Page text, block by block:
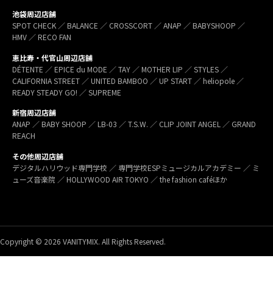
池袋周辺店舗
SPOT CHECK ／ BALANCE ／ CROSSCORT ／ ANAP ／ BABYSHOOP ／
HMV ／ RECO FAN
恵比寿・代官山周辺店舗
DÉTENTE ／ EPICE du MODE ／ TAY ／ MOTHER LIP ／ STYLES ／
CALIFORNIA STREET ／ UNITED BAMBOO ／ UP START ／ heliopole ／
READY STEADY GO! ／ SUPREME
新宿周辺店舗
ANAP ／ BABY SHOOP ／ LB-03 ／ T.S.W. ／ CLIP JOINT ANGEL ／ GRAND
REACH
その他周辺店舗
デジタルハリウッド専門学校 ／ 専門学校ESPミュージカルアカデミー ／ ミ
ューズ音楽院 ／ HOLLYWOOD AIR TOKYO ／ the fashion caféほか
Copyright © 2026 VANITYMIX. All Rights Reserved.